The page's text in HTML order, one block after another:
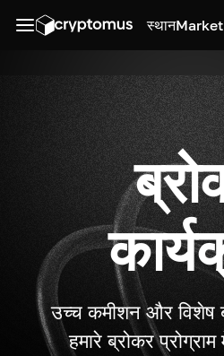
स्थान
उच्च कमीशन और विशेष
हमारे ब्रोकर